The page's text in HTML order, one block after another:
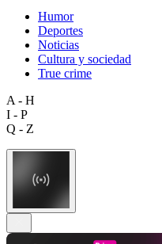
Humor
Deportes
Noticias
Cultura y sociedad
True crime
A - H
I - P
Q - Z